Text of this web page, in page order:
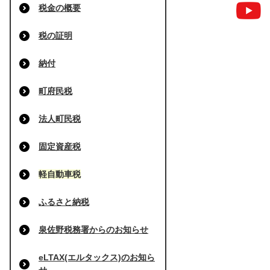
税金の概要
税の証明
納付
町府民税
法人町民税
固定資産税
軽自動車税
ふるさと納税
泉佐野税務署からのお知らせ
eLTAX(エルタックス)のお知ら